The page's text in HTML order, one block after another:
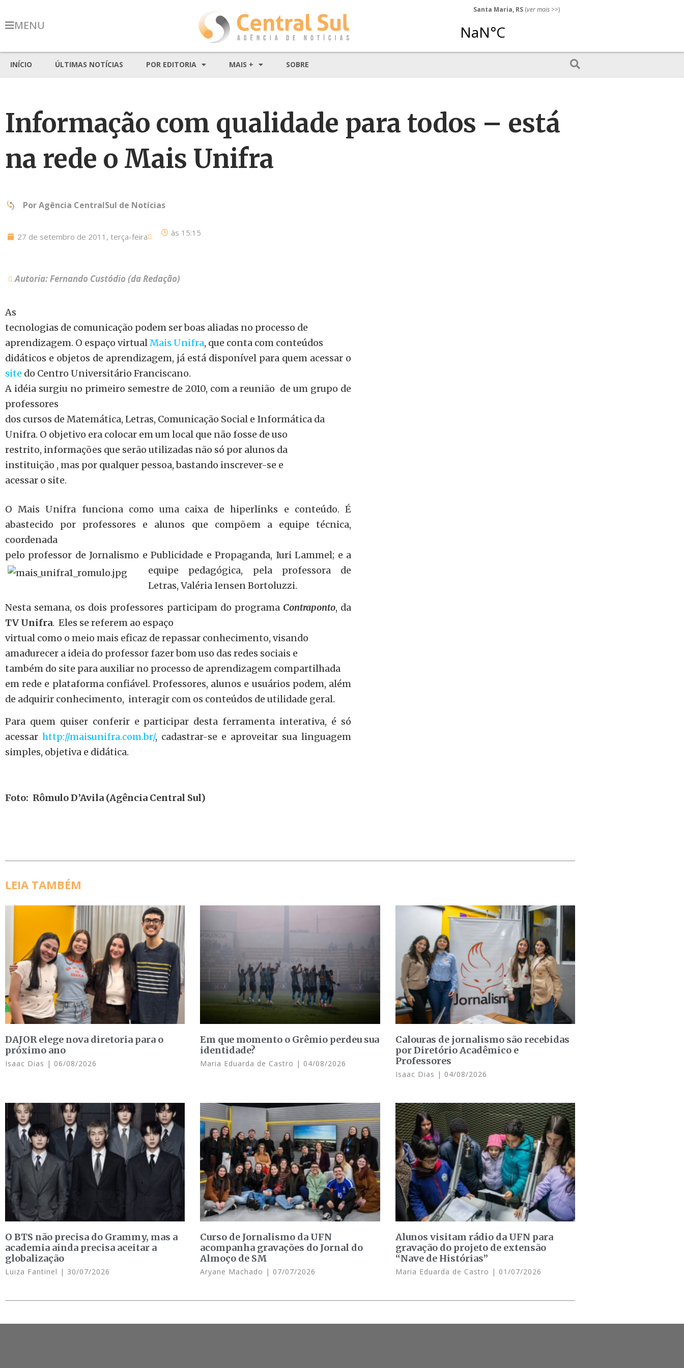
MENU
Santa Maria, RS (ver mais >>)
INÍCIO ÚLTIMAS NOTÍCIAS POR EDITORIA MAIS + SOBRE
Informação com qualidade para todos – está
na rede o Mais Unifra
PorAgência CentralSul de Notícias
27 de setembro de 2011, terça-feira às 15:15
Autoria: Fernando Custódio (da Redação)
As
tecnologias de comunicação podem ser boas aliadas no processo de
aprendizagem. O espaço virtualMais Unifra, que conta com conteúdos
didáticos e objetos de aprendizagem, já está disponível para quem acessar o
site do Centro Universitário Franciscano.
A idéia surgiu no primeiro semestre de 2010, com a reunião de um grupo de
professores
dos cursos de Matemática, Letras, Comunicação Social e Informática da
Unifra. O objetivo era colocar em um local que não fosse de uso
restrito, informações que serão utilizadas não só por alunos da
instituição , mas por qualquer pessoa, bastando inscrever-se e
acessar o site.
O Mais Unifra funciona como uma caixa de hiperlinks e conteúdo. É
abastecido por professores e alunos que compõem a equipe técnica,
coordenada
pelo professor de Jornalismo e Publicidade e Propaganda, Iuri Lammel; e a
equipe pedagógica, pela professora de
Letras, Valéria Iensen Bortoluzzi.
Nesta semana, os dois professores participam do programa Contraponto, da
TV Unifra. Eles se referem ao espaço
virtual como o meio mais eficaz de repassar conhecimento, visando
amadurecer a ideia do professor fazer bom uso das redes sociais e
também do site para auxiliar no processo de aprendizagem compartilhada
em rede e plataforma confiável. Professores, alunos e usuários podem, além
de adquirir conhecimento, interagir com os conteúdos de utilidade geral.
Para quem quiser conferir e participar desta ferramenta interativa, é só
acessar http://maisunifra.com.br/, cadastrar-se e aproveitar sua linguagem
simples, objetiva e didática.
Foto: Rômulo D’Avila (Agência Central Sul)
LEIA TAMBÉM
DAJOR elege nova diretoria para o
próximo ano
Isaac Dias 06/08/2026
Em que momento o Grêmio perdeu sua
identidade?
Maria Eduarda de Castro 04/08/2026
Calouras de jornalismo são recebidas
por Diretório Acadêmico e
Professores
Isaac Dias 04/08/2026
O BTS não precisa do Grammy, mas a
academia ainda precisa aceitar a
globalização
Luiza Fantinel 30/07/2026
Curso de Jornalismo da UFN
acompanha gravações do Jornal do
Almoço de SM
Aryane Machado 07/07/2026
Alunos visitam rádio da UFN para
gravação do projeto de extensão
“Nave de Histórias”
Maria Eduarda de Castro 01/07/2026